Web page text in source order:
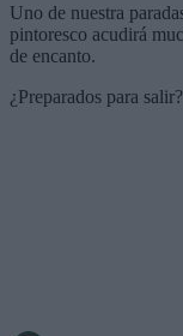
Uno de nuestra
pintoresco acudirá
de encanto.
¿Preparados para salir?